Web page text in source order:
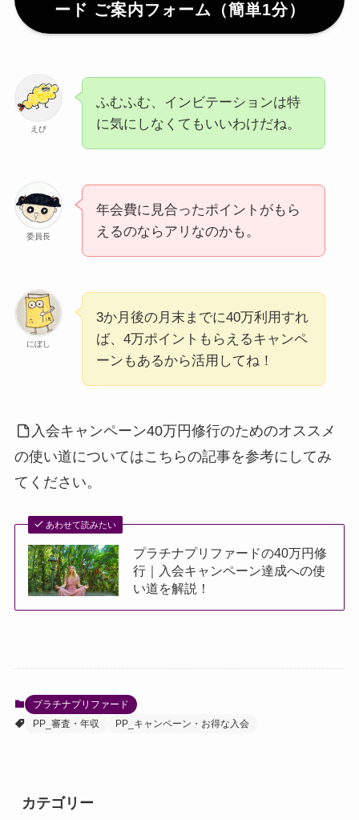
ード ご案内フォーム（簡単1分）
えび
ふむふむ、インビテーションは特
に気にしなくてもいいわけだね。
委員長
年会費に見合ったポイントがもら
えるのならアリなのかも。
にぼし
3か月後の月末までに40万利用すれ
ば、4万ポイントもらえるキャンペ
ーンもあるから活用してね！
入会キャンペーン40万円修行のためのオススメ
の使い道についてはこちらの記事を参考にしてみ
てください。
あわせて読みたい
プラチナプリファードの40万円修
行｜入会キャンペーン達成への使
い道を解説！
プラチナプリファード
PP_審査・年収
PP_キャンペーン・お得な入会
カテゴリー